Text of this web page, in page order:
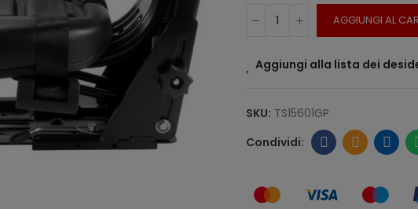
AGGIUNGI AL
Aggiungi alla lista dei
SKU: TS15601GP